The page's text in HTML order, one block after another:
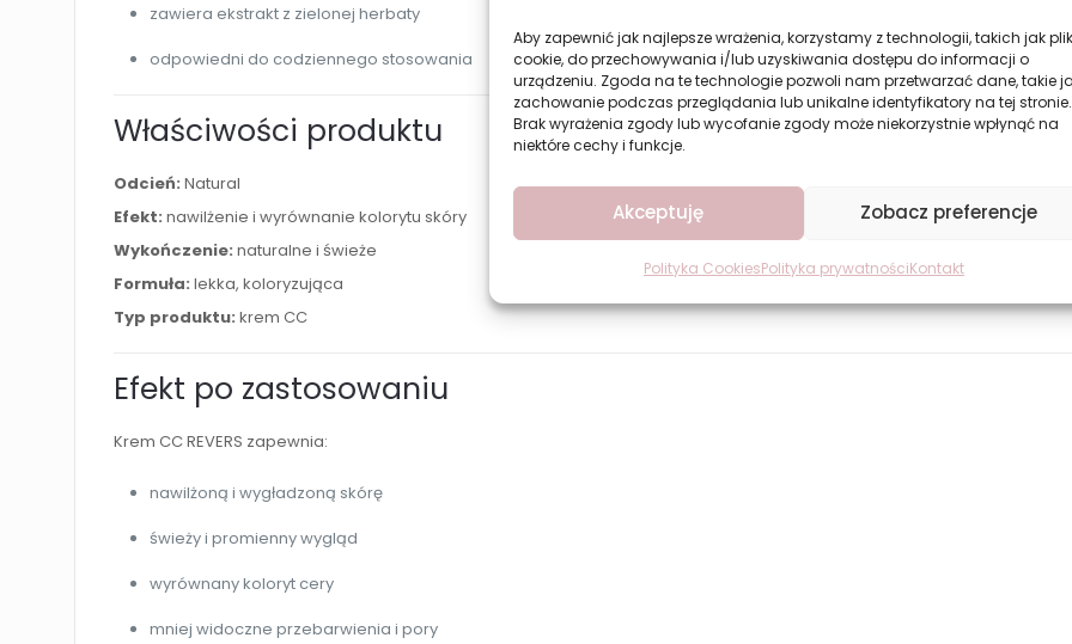
Aby zapewnić jak najlepsze wrażenia, korzystamy z technologii, takich jak
cookie, do przechowywania i/lub uzyskiwania dostępu do informacji o
urządzeniu. Zgoda na te technologie pozwoli nam przetwarzać dane, takie
zachowanie podczas przeglądania lub unikalne identyfikatory na tej stronie.
Brak wyrażenia zgody lub wycofanie zgody może niekorzystnie wpłynąć na
niektóre cechy i funkcje.
Akceptuję Zobacz preferencje
Polityka CookiesPolityka prywatnościKontakt
zawiera ekstrakt z zielonej herbaty
odpowiedni do codziennego stosowania
Właściwości produktu
Odcień: Natural
Efekt: nawilżenie i wyrównanie kolorytu skóry
Wykończenie: naturalne i świeże
Formuła: lekka, koloryzująca
Typ produktu: krem CC
Efekt po zastosowaniu
Krem CC REVERS zapewnia:
nawilżoną i wygładzoną skórę
świeży i promienny wygląd
wyrównany koloryt cery
mniej widoczne przebarwienia i pory